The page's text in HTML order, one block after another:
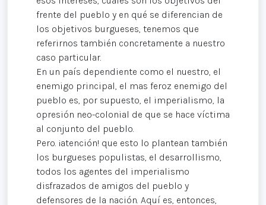
frente del pueblo y en qué se diferencian de
los objetivos burgueses, tenemos que
referirnos también concretamente a nuestro
caso particular.
En un país dependiente como el nuestro, el
enemigo principal, el mas feroz enemigo del
pueblo es, por supuesto, el imperialismo, la
opresión neo-colonial de que se hace víctima
al conjunto del pueblo.
Pero. ¡atención! que esto lo plantean también
los burgueses populistas, el desarrollismo,
todos los agentes del imperialismo
disfrazados de amigos del pueblo y
defensores de la nación. Aquí es, entonces,